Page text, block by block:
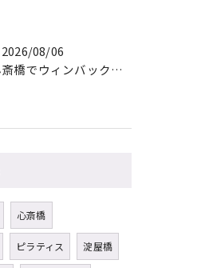
2026/08/06
心斎橋でウィンバック×マッサージ｜LA LIBERTE
心斎橋
ピラティス 淀屋橋